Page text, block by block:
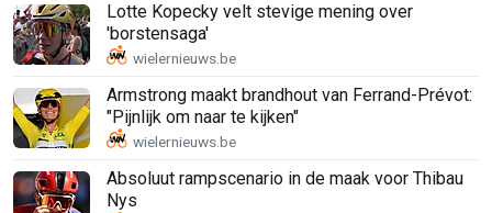
Lotte Kopecky velt stevige mening over
'borstensaga'
Armstrong maakt brandhout van Ferrand-Prévot:
"Pijnlijk om naar te kijken"
Absoluut rampscenario in de maak voor Thibau
Nys